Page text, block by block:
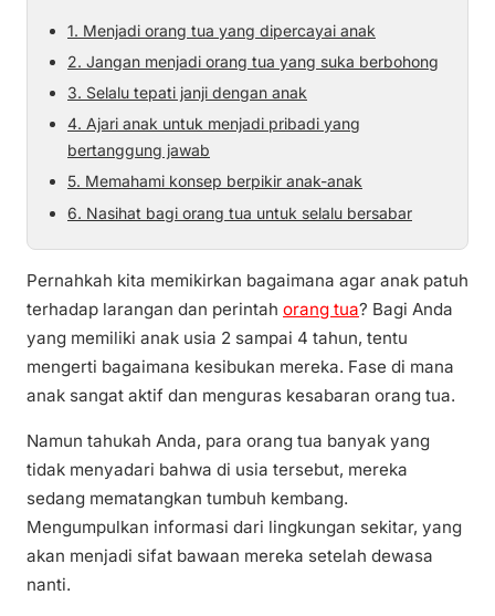
1. Menjadi orang tua yang dipercayai anak
2. Jangan menjadi orang tua yang suka berbohong
3. Selalu tepati janji dengan anak
4. Ajari anak untuk menjadi pribadi yang
bertanggung jawab
5. Memahami konsep berpikir anak-anak
6. Nasihat bagi orang tua untuk selalu bersabar
Pernahkah kita memikirkan bagaimana agar anak patuh
terhadap larangan dan perintah orang tua? Bagi Anda
yang memiliki anak usia 2 sampai 4 tahun, tentu
mengerti bagaimana kesibukan mereka. Fase di mana
anak sangat aktif dan menguras kesabaran orang tua.
Namun tahukah Anda, para orang tua banyak yang
tidak menyadari bahwa di usia tersebut, mereka
sedang mematangkan tumbuh kembang.
Mengumpulkan informasi dari lingkungan sekitar, yang
akan menjadi sifat bawaan mereka setelah dewasa
nanti.